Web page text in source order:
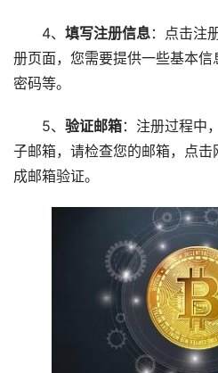
4、 填写注册信息：点击注
册页面，您需要提供一些基本信
密码等。
5、 验证邮箱：注册过程中
子邮箱，请检查您的邮箱，点
成邮箱验证。